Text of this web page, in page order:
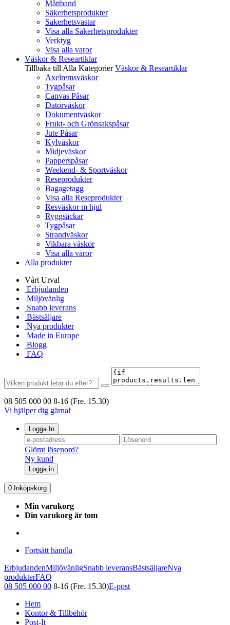
Måttband
Säkerhetsprodukter
Sakerhetsvastar
Visa alla Säkerhetsprodukter
Verktyg
Visa alla varor
Väskor & Researtiklar
Tillbaka till Alla Kategorier Väskor & Researtiklar
Axelremsväskor
Tygpåsar
Canvas Påsar
Datorväskor
Dokumentväskor
Frukt- och Grönsakspåsar
Jute Påsar
Kylväskor
Midjeväskor
Papperspåsar
Weekend- & Sportväskor
Reseprodukter
Bagagetagg
Visa alla Reseprodukter
Resväskor m hjul
Ryggsäckar
Tygpåsar
Strandväskor
Vikbara väskor
Visa alla varor
Alla produkter
Vårt Urval
Erbjudanden
Miljövänlig
Snabb leverans
Bästsäljare
Nya produkter
Made in Europe
Blogg
FAQ
08 505 000 00 8-16 (Fre. 15.30)
Vi hjälper dig gärna!
Logga In
Glömt lösenord?
Ny kund
Logga in
0 Inköpskorg
Min varukorg
Din varukorg är tom
Fortsätt handla
ErbjudandenMiljövänligSnabb leveransBästsäljareNya
produkterFAQ
08 505 000 00 8-16 (Fre. 15.30)E-post
Hem
Kontor & Tillbehör
Post-It